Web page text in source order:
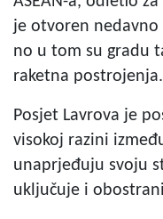
je otvoren nedavno
no u tom su gradu
raketna postrojenja.
Posjet Lavrova je
visokoj razini
unaprjeđuju svoju
uključuje i